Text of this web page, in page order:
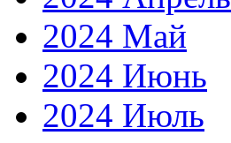
2024 Май
2024 Июнь
2024 Июль